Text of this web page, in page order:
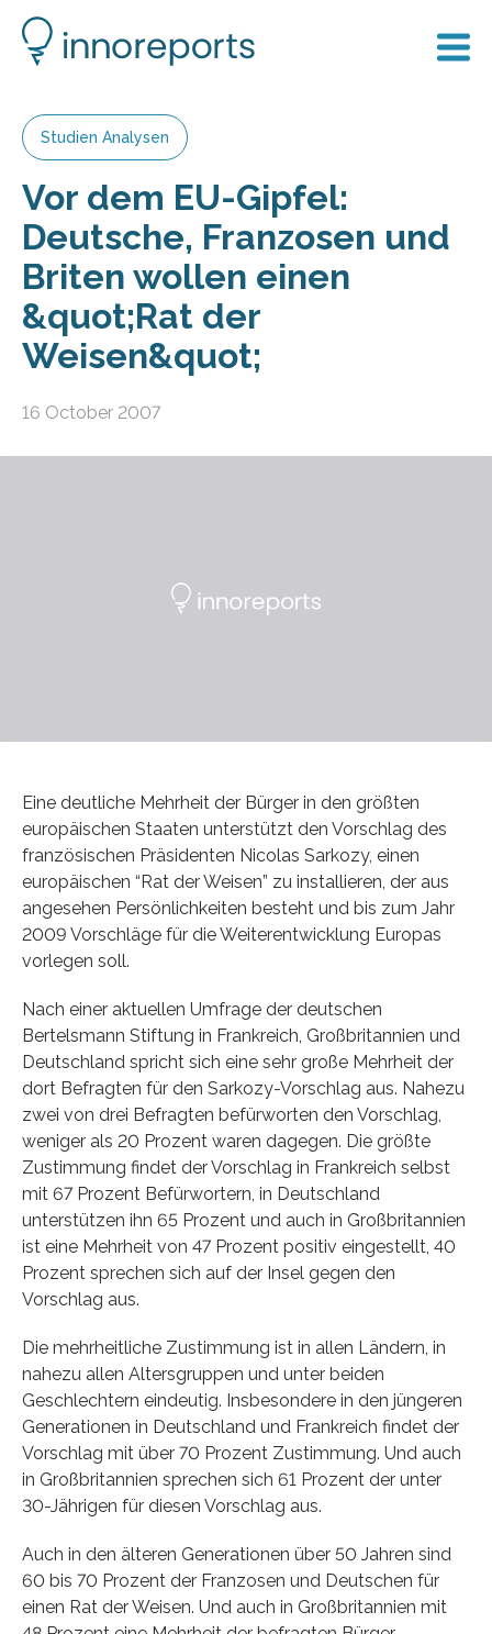
Studien Analysen
Vor dem EU-Gipfel:
Deutsche, Franzosen und
Briten wollen einen
&quot;Rat der
Weisen&quot;
16 October 2007
Eine deutliche Mehrheit der Bürger in den größten
europäischen Staaten unterstützt den Vorschlag des
französischen Präsidenten Nicolas Sarkozy, einen
europäischen “Rat der Weisen” zu installieren, der aus
angesehen Persönlichkeiten besteht und bis zum Jahr
2009 Vorschläge für die Weiterentwicklung Europas
vorlegen soll.
Nach einer aktuellen Umfrage der deutschen
Bertelsmann Stiftung in Frankreich, Großbritannien und
Deutschland spricht sich eine sehr große Mehrheit der
dort Befragten für den Sarkozy-Vorschlag aus. Nahezu
zwei von drei Befragten befürworten den Vorschlag,
weniger als 20 Prozent waren dagegen. Die größte
Zustimmung findet der Vorschlag in Frankreich selbst
mit 67 Prozent Befürwortern, in Deutschland
unterstützen ihn 65 Prozent und auch in Großbritannien
ist eine Mehrheit von 47 Prozent positiv eingestellt, 40
Prozent sprechen sich auf der Insel gegen den
Vorschlag aus.
Die mehrheitliche Zustimmung ist in allen Ländern, in
nahezu allen Altersgruppen und unter beiden
Geschlechtern eindeutig. Insbesondere in den jüngeren
Generationen in Deutschland und Frankreich findet der
Vorschlag mit über 70 Prozent Zustimmung. Und auch
in Großbritannien sprechen sich 61 Prozent der unter
30-Jährigen für diesen Vorschlag aus.
Auch in den älteren Generationen über 50 Jahren sind
60 bis 70 Prozent der Franzosen und Deutschen für
einen Rat der Weisen. Und auch in Großbritannien mit